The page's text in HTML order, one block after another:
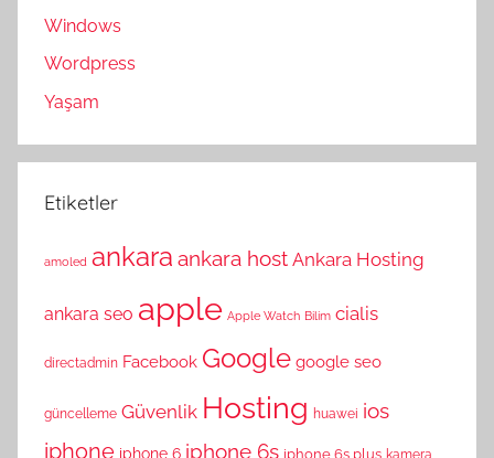
Windows
Wordpress
Yaşam
Etiketler
amoled ankara ankara host Ankara Hosting
ankara seo apple Apple Watch Bilim cialis
directadmin Facebook Google google seo
güncelleme Güvenlik Hosting huawei ios
iphone iphone 6 iphone 6s iphone 6s plus kamera